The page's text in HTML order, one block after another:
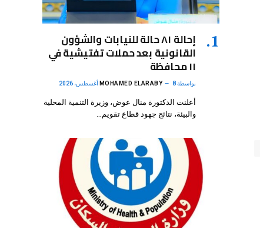
إحالة ٨١ حالة للنيابات والشؤون
القانونية بعد حملات تفتيشية في
١١ محافظة
بواسطة MOHAMED ELARABY 8 أغسطس، 2026
أعلنت الدكتورة منال عوض، وزيرة التنمية المحلية
والبيئة، نتائج جهود قطاع تقويم…